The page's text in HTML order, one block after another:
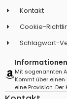
Kontakt
Cookie-
Schlagwort-
Mit sogenannten
Kommt über
eine Provision.